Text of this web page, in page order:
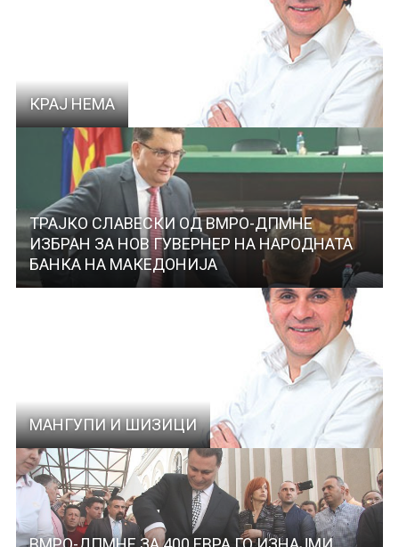
КРАЈ НЕМА
ТРАЈКО СЛАВЕСКИ ОД ВМРО-ДПМНЕ
ИЗБРАН ЗА НОВ ГУВЕРНЕР НА НАРОДНАТА
БАНКА НА МАКЕДОНИЈА
МАНГУПИ И ШИЗИЦИ